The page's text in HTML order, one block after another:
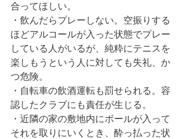
合ってほしい。
・飲んだらプレーしない。空振りする
ほどアルコールが入った状態でプレー
している人がいるが、純粋にテニスを
楽しもうという人に対しても失礼、か
つ危険。
・自転車の飲酒運転も罰せられる。容
認したクラブにも責任が生じる。
・近隣の家の敷地内にボールが入って
それを取りにいくとき、酔っ払った状